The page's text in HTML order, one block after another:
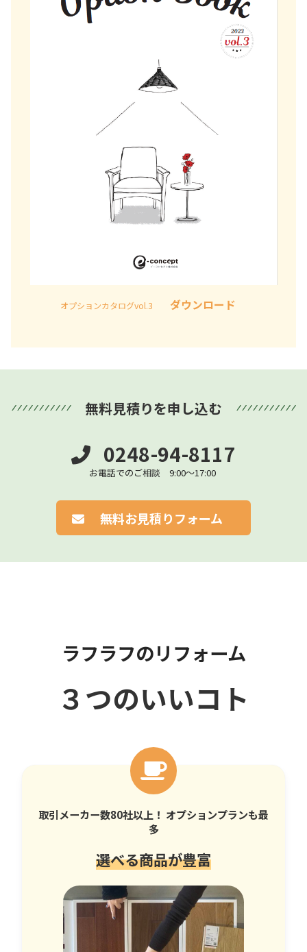
オプションカタログvol.3 ダウンロード
無料見積りを申し込む
0248-94-8117
お電話でのご相談 9:00～17:00
無料お見積りフォーム
ラフラフのリフォーム
３つのいいコト
取引メーカー数80社以上！ オプションプランも最
多
選べる商品が豊富